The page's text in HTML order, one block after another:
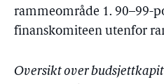
rammeområde 1. 90–99-
finanskomiteen utenfor
Oversikt over